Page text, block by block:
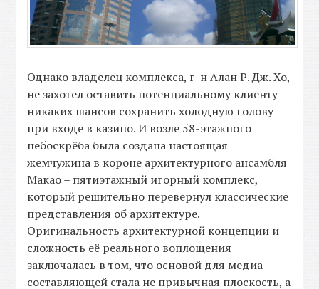
-
Однако владелец комплекса, г-н Алан Р. Дж. Хо,
не захотел оставить потенциальному клиенту
никаких шансов сохранить холодную голову
при входе в казино. И возле 58-этажного
небоскрёба была создана настоящая
жемчужина в короне архитектурного ансамбля
Макао – пятиэтажный игорный комплекс,
который решительно перевернул классические
представления об архитектуре.
Оригинальность архитектурной концепции и
сложность её реального воплощения
заключалась в том, что основой для медиа
составляющей стала не привычная плоскость, а